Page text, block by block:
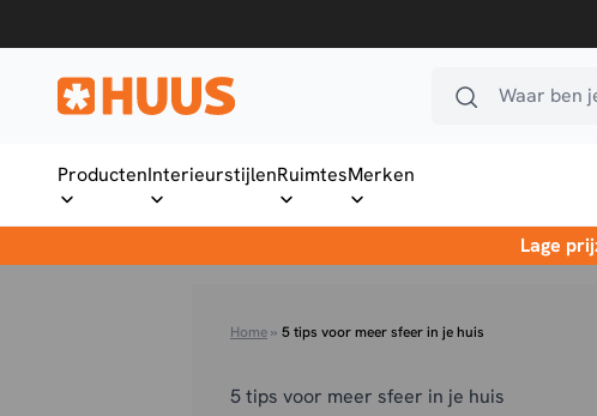
Waar ben
ProductenInterieurstijlenRuimtesMerken
Lage
Home» 5 tips voor meer sfeer in je huis
5 tips voor meer sfeer in je huis